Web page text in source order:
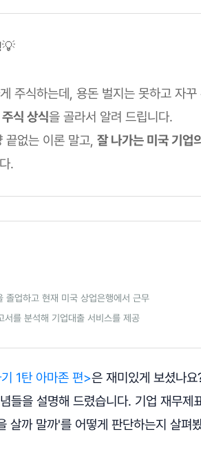
💡
주식하는데, 용돈 벌지는 못하고 자
식 상식을 골라서 알려 드립니다.
끝없는 이론 말고, 잘 나가는 미국 기업
.
업하고 현재 미국 상업은행에서 근무
서를 분석해 기업대출 서비스를 제공
1탄 아마존 편>은 재미있게 보셨나
들을 설명해 드렸습니다. 기업 재무제
살까 말까'를 어떻게 판단하는지 살펴